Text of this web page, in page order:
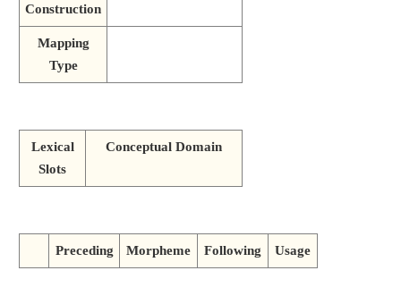
Construction
Mapping
Type
Lexical
Slots
Conceptual Domain
Preceding Morpheme Following Usage